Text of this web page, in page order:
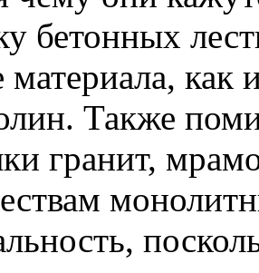
бетонных
материала, как
Также
гранит,